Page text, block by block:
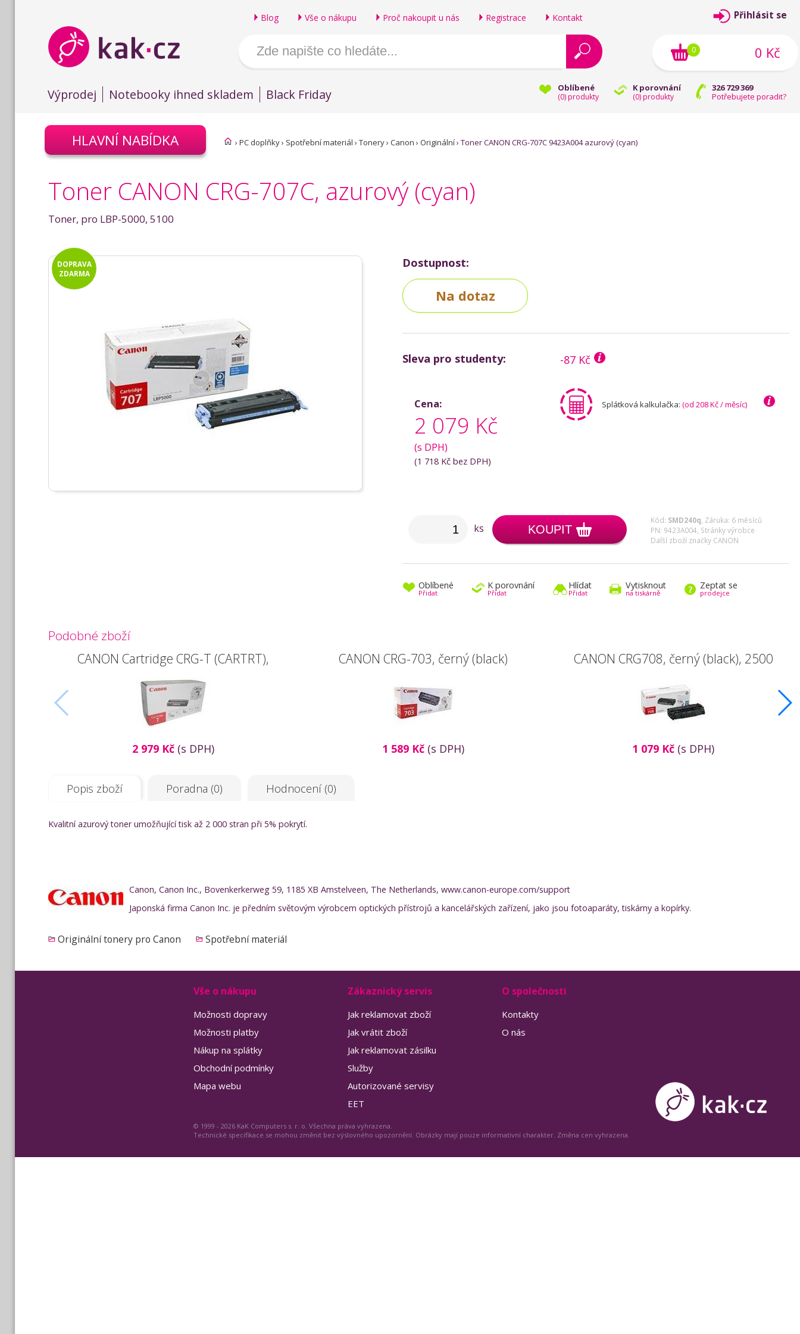
Blog Vše o nákupu Proč nakoupit u nás Registrace Kontakt
Oblíbené
(0) produkty
K porovnání
(0) produkty
326 729 369
Potřebujete poradit?
Výprodej Notebooky ihned skladem Black Friday
Přihlásit se
0 Kč
0
HLAVNÍ NABÍDKA › PC doplňky› Spotřební materiál › Tonery› Canon › Originální› Toner CANON CRG-707C 9423A004 azurový (cyan)
Toner CANON CRG-707C, azurový (cyan)
Toner, pro LBP-5000, 5100
DOPRAVA
ZDARMA
Dostupnost:
Na dotaz
Sleva pro studenty: -87 Kč
Cena:
2 079 Kč
(s DPH)
(1 718 Kč bez DPH)
Splátková kalkulačka: (od 208 Kč / měsíc)
ks KOUPIT
Kód: SMD240q Záruka: 6 měsíců
PN: 9423A004, Stránky výrobce
Další zboží značky CANON
Oblíbené
Přidat
K porovnání
Přidat
Hlídat
Přidat
Vytisknout
na tiskárně
Zeptat se
prodejce
Podobné zboží
CANON Cartridge CRG-T (CARTRT),
2 979 Kč (s DPH)
CANON CRG-703, černý (black)
1 589 Kč (s DPH)
CANON CRG708, černý (black), 2500
1 079 Kč (s DPH)
Popis zboží Poradna (0) Hodnocení (0)
Kvalitní azurový toner umožňující tisk až 2 000 stran při 5% pokrytí.
Canon, Canon Inc., Bovenkerkerweg 59, 1185 XB Amstelveen, The Netherlands, www.canon-europe.com/support
Japonská firma Canon Inc. je předním světovým výrobcem optických přístrojů a kancelářských zařízení, jako jsou fotoaparáty, tiskárny a kopírky.
Originální tonery pro Canon Spotřební materiál
Vše o nákupu
Možnosti dopravy
Možnosti platby
Nákup na splátky
Obchodní podmínky
Mapa webu
Zákaznický servis
Jak reklamovat zboží
Jak vrátit zboží
Jak reklamovat zásilku
Služby
Autorizované servisy
EET
O společnosti
Kontakty
O nás
© 1999 - 2026 KaK Computers s. r. o. Všechna práva vyhrazena.
Technické specifikace se mohou změnit bez výslovného upozornění. Obrázky mají pouze informativní charakter. Změna cen vyhrazena.